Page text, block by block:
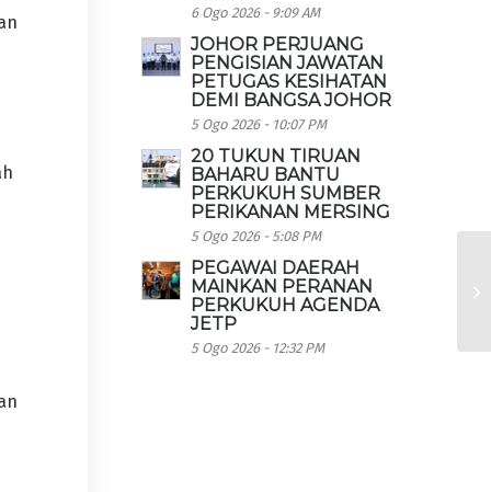
6 Ogo 2026 - 9:09 AM
JOHOR PERJUANG
PENGISIAN JAWATAN
PETUGAS KESIHATAN
DEMI BANGSA JOHOR
5 Ogo 2026 - 10:07 PM
20 TUKUN TIRUAN
BAHARU BANTU
PERKUKUH SUMBER
PERIKANAN MERSING
5 Ogo 2026 - 5:08 PM
PEGAWAI DAERAH
MAINKAN PERANAN
PERKUKUH AGENDA
JETP
5 Ogo 2026 - 12:32 PM